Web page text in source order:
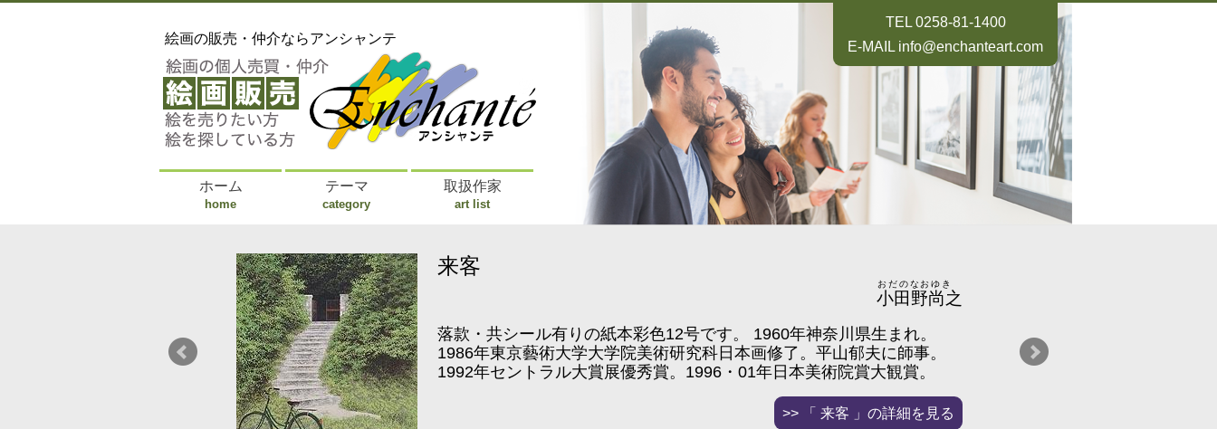
TEL 0258-81-1400
E-MAIL info@enchanteart.com
絵画の販売・仲介ならアンシャンテ
ホーム
home
テーマ
category
取扱作家
art list
来客
小田野尚之
おだのなおゆき
落款・共シール有りの紙本彩色12号です。 1960年神奈川県生まれ。
1986年東京藝術大学大学院美術研究科日本画修了。平山郁夫に師事。
1992年セントラル大賞展優秀賞。1996・01年日本美術院賞大観賞。
文部科学大臣賞。2017年内閣総理大臣賞。現在、日本美術院同人、尾道
来客